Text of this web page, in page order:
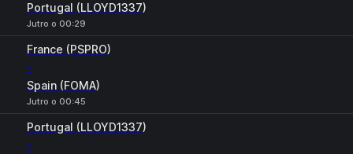
Portugal (LLOYD1337)
Jutro o 00:29
France (PSPRO)
-
Spain (FOMA)
Jutro o 00:45
Portugal (LLOYD1337)
-